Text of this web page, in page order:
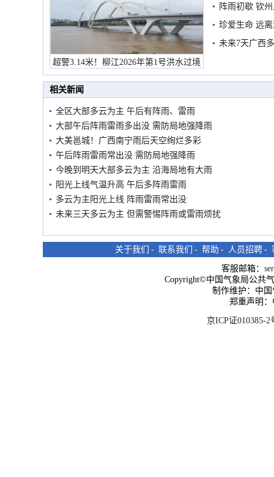
超警3.14米！柳江2026年第1号洪水过境
市民在堤岸见证汛况
阵雨初歇 钦
珍爱生命 远
未来7天广西
相关新闻
全区大部多云为主 午后有阵雨、雷雨
大部午后阵雨雷雨多出没 需防局地强降雨
大美邕城！广西南宁雨后天空绚烂多彩
午后阵雨雷雨常出没 需防局地强降雨
今晚到明天大部多云为主 沿海局地有大雨
阳光上线气温升高 午后多阵雨雷雨
多云为主阳光上线 阵雨雷雨常出没
未来三天多云为主 但需警惕阵雨或雷雨烦扰
关于我们 - 联系我们 - 帮助 - 人员招聘 -
客服邮箱：
Copyright©中国气象局公共
制作维护：中
郑重声明
京ICP证010385-2